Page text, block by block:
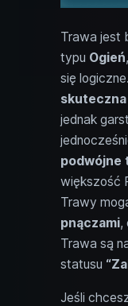
Trawa jest
typu Ogień
się
jednak
podwójne
większość
Trawy
pnączami,
Trawa są
statusu
Jeśli